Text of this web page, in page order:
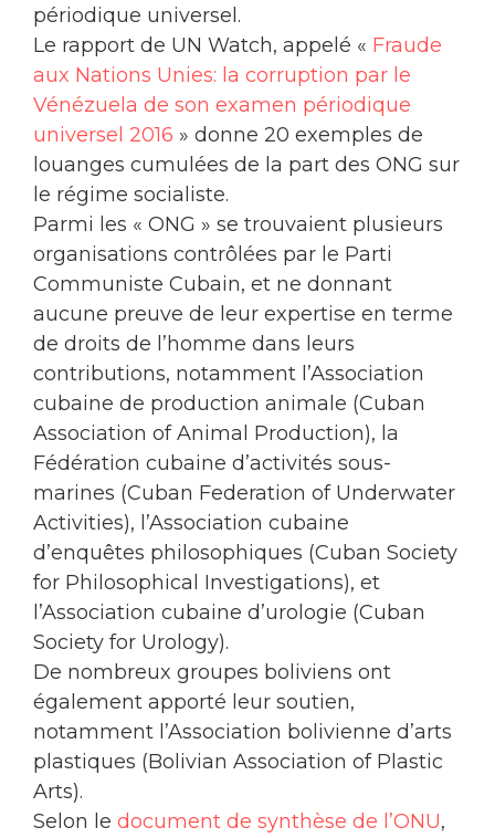
périodique universel.
Le rapport de UN Watch, appelé « Fraude
aux Nations Unies: la corruption par le
Vénézuela de son examen périodique
universel 2016 » donne 20 exemples de
louanges cumulées de la part des ONG sur
le régime socialiste.
Parmi les « ONG » se trouvaient plusieurs
organisations contrôlées par le Parti
Communiste Cubain, et ne donnant
aucune preuve de leur expertise en terme
de droits de l’homme dans leurs
contributions, notamment l’Association
cubaine de production animale (Cuban
Association of Animal Production), la
Fédération cubaine d’activités sous-
marines (Cuban Federation of Underwater
Activities), l’Association cubaine
d’enquêtes philosophiques (Cuban Society
for Philosophical Investigations), et
l’Association cubaine d’urologie (Cuban
Society for Urology).
De nombreux groupes boliviens ont
également apporté leur soutien,
notamment l’Association bolivienne d’arts
plastiques (Bolivian Association of Plastic
Arts).
Selon le document de synthèse de l’ONU,